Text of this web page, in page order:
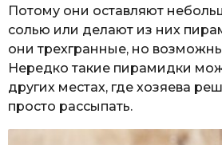
Потому они оставляют
солью или делают из них
они трехгранные, но
Нередко такие пирамидки
других местах, где хозяева
просто рассыпать.